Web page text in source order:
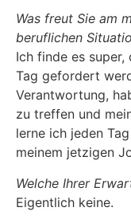
Was freut Sie am
beruflichen
Ich finde es super,
Tag gefordert
Verantwortung,
zu treffen und
lerne ich jeden
meinem jetzigen
Welche Ihrer
Eigentlich keine.